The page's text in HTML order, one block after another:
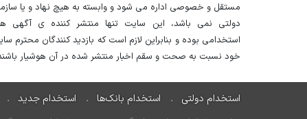
مستقل و خصوصی اداره می شود و وابسته به هیچ نهاد و یا
دولتی نمی باشد، این سایت تنها منتشر کننده ی آگهی
استخدامی بوده و بنابراین لازم است که بازدید کنندگان محترم
خود نسبت به صحت و سقم اخبار منتشر شده در آن هوشیار
استخدام دولتی استخدام بانک‌ها استخدام جدید